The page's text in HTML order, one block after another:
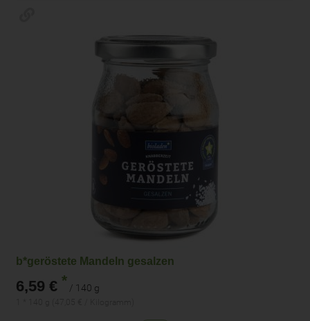
b*geröstete Mandeln gesalzen
6,59 € * / 140 g